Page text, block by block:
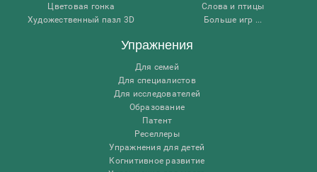
Цветовая гонка
Художественный пазл 3D
Слова и птицы
Больше игр ...
Упражнения
Для семей
Для специалистов
Для исследователей
Образование
Патент
Реселлеры
Упражнения для детей
Когнитивное развитие